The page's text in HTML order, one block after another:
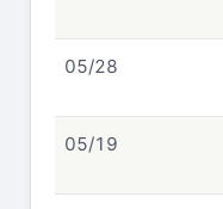
05/28
05/19